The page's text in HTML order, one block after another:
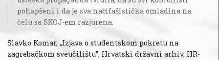
pohapšeni i da je sva nacifašistička omladina na
čelu sa SKOJ-em razjurena.
Slavko Komar, „Izjava o studentskom pokretu na
zagrebačkom sveučilištu”, Hrvatski državni arhiv, HR-